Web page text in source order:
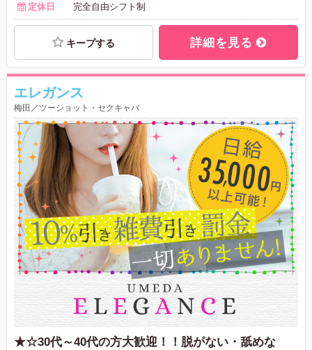
定休日 完全自由シフト制
キープする 詳細を見る
エレガンス
梅田／ツーショット・セクキャバ
★☆30代～40代の方大歓迎！！脱がない・舐めな